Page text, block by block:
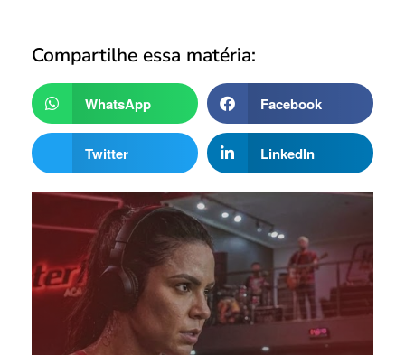
Compartilhe essa matéria:
WhatsApp Facebook
Twitter LinkedIn